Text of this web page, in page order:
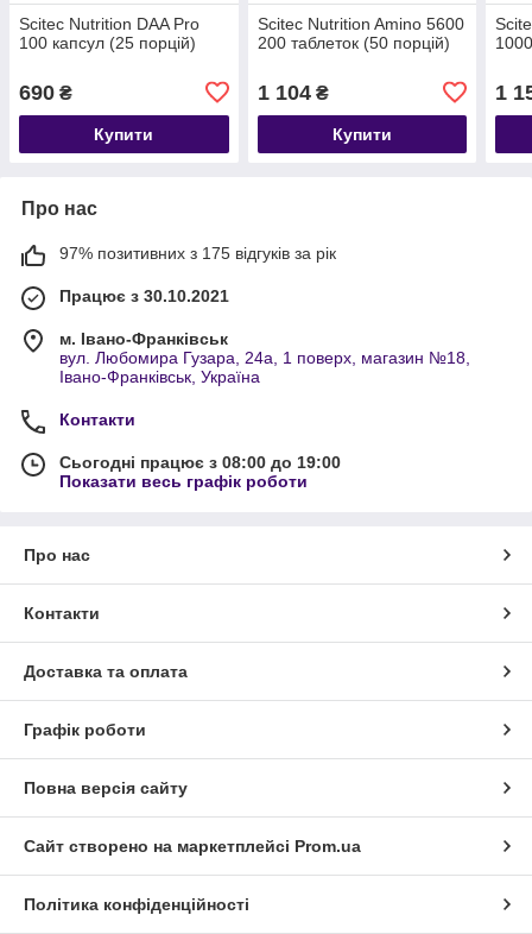
Scitec Nutrition DAA Pro
100 капсул (25 порцій)
690 ₴
Купити
Scitec Nutrition Amino 5600
200 таблеток (50 порцій)
1 104₴
Купити
1
Про нас
97% позитивних з 175 відгуків за рік
Працює з 30.10.2021
м. Івано-Франківськ
вул. Любомира Гузара, 24а, 1 поверх, магазин №18,
Івано-Франківськ, Україна
Контакти
Сьогодні працює з 08:00 до 19:00
Показати весь графік роботи
Про нас
Контакти
Доставка та оплата
Графік роботи
Повна версія сайту
Сайт створено на маркетплейсі Prom.ua
Політика конфіденційності